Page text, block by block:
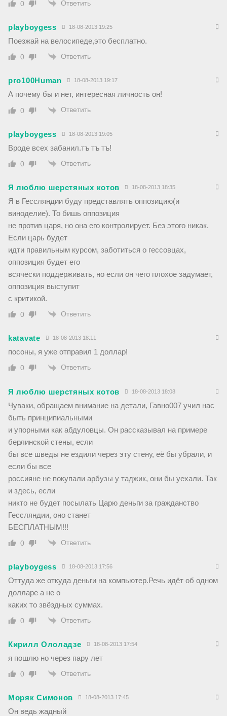
0 Ответить
playboygess 18-08-2013 19:25
Поезжай на велосипеде,это бесплатно.
0 Ответить
pro100Human 18-08-2013 19:17
А почему бы и нет, интересная личность он!
0 Ответить
playboygess 18-08-2013 19:05
Вроде всех забанил.тъ тъ тъ!
0 Ответить
Я люблю шерстяных котов 18-08-2013 18:35
Я в Гессляндии буду представлять оппозицию(и
виноделие). То бишь оппозиция
не против царя, но она его контролирует. Без этого никак.
Если царь будет
идти правильным курсом, заботиться о гессовцах,
оппозиция будет его
всячески поддерживать, но если он чего плохое задумает,
оппозиция выступит
с критикой.
0 Ответить
katavate 18-08-2013 18:11
посоны, я уже отправил 1 доллар!
0 Ответить
Я люблю шерстяных котов 18-08-2013 18:08
Чуваки, обращаем внимание на детали, Гавно007 учил нас
быть принципиальными
и упорными как абдуловцы. Он рассказывал на примере
берлинской стены, если
бы все шведы не ездили через эту стену, её бы убрали, и
если бы все
россияне не покупали арбузы у таджик, они бы уехали. Так
и здесь, если
никто не будет посылать Царю деньги за гражданство
Гессляндии, оно станет
БЕСПЛАТНЫМ!!!
0 Ответить
playboygess 18-08-2013 17:56
Оттуда же откуда деньги на компьютер.Речь идёт об одном
долларе а не о
каких то звёздных суммах.
0 Ответить
Кирилл Ололадзе 18-08-2013 17:54
я пошлю но через пару лет
0 Ответить
Моряк Симонов 18-08-2013 17:45
Он ведь жадный